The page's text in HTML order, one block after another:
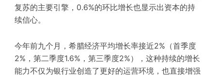
复苏的主要引擎，0.6%的环比增长也显示出资本的持
续信心。
今年前九个月，希腊经济平均增长率接近2%（首季度
2%，第二季度1.6%，第三季度2%），这种持续的增长
能力不仅为银行业创造了更好的运营环境，也直接增强